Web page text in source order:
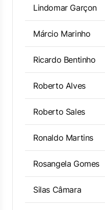
Lindomar Garçon
Márcio Marinho
Ricardo Bentinho
Roberto Alves
Roberto Sales
Ronaldo Martins
Rosangela Gomes
Silas Câmara